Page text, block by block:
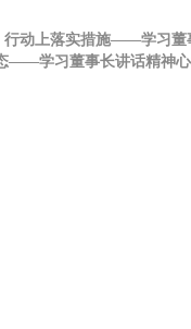
行动上落实措施——学习董
——学习董事长讲话精神